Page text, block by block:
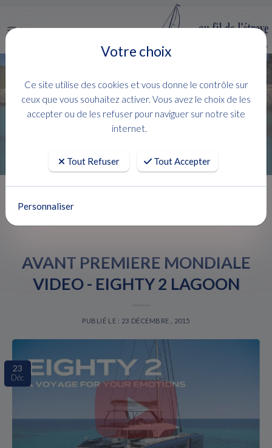
Menu
AVANT PREMIERE MONDIALE VIDEO - EIGHTY 2 LAGOON
AVANT PREMIERE MONDIALE
VIDEO - EIGHTY 2 LAGOON
PUBLIÉ LE : 23 DÉCEMBRE , 2015
23
Déc
Votre choix
Ce site utilise des cookies et vous donne le contrôle sur
ceux que vous souhaitez activer. Vous avez le choix de les
accepter ou de les refuser pour naviguer sur notre site
internet.
Tout Refuser Tout Accepter
Personnaliser